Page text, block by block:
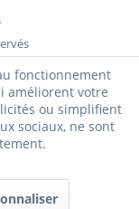
fonctionnement
améliorent votre
ou simplifient
sociaux, ne sont